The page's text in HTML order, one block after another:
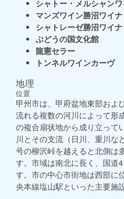
シャトー・メルシャン
マンズワイン勝沼ワイ
シャトレーゼ勝沼ワイ
ぶどうの国文化館
龍憲セラー
トンネルワインカーヴ
地理
位置
甲州市は、甲府盆地東部およ
流れる複数の河川によって形
の複合扇状地から成り立って
川とその支流（日川、重川な
号の柳沢峠を越えると北側は
す。市域は南北に長く、国道
す。市の中心市街地は西部に
央本線塩山駅といった主要施